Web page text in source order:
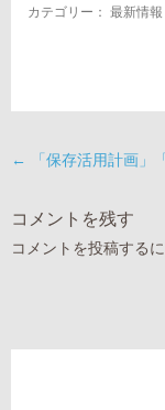
カテゴリー： 最新情報
←
「保存活用計画」
コメントを残す
コメントを投稿する